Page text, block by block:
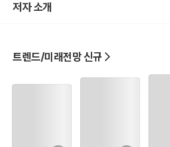
저자 소개
트렌드/미래전망 신규